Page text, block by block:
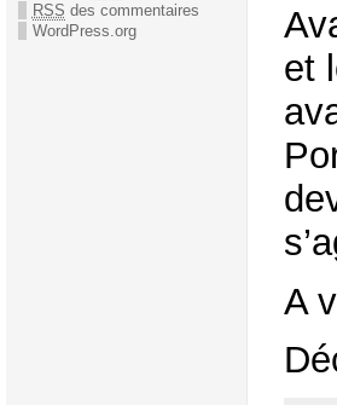
RSS des commentaires
WordPress.org
et
A